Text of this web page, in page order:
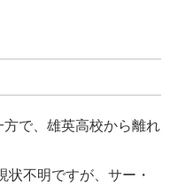
で、雄英高校から離れ
不明ですが、サー・